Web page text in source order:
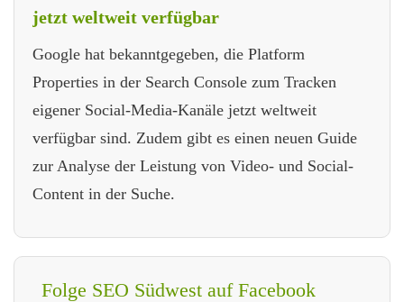
jetzt weltweit verfügbar
Google hat bekanntgegeben, die Platform
Properties in der Search Console zum Tracken
eigener Social-Media-Kanäle jetzt weltweit
verfügbar sind. Zudem gibt es einen neuen Guide
zur Analyse der Leistung von Video- und Social-
Content in der Suche.
Folge SEO Südwest auf Facebook